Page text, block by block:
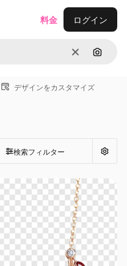
消去 画像で
料金 ログイン
デザインをカスタマイズ
検索フィルター